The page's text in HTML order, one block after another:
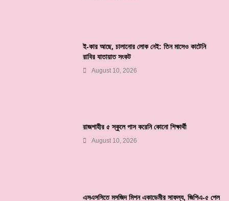
ই-কার আছে, চালানোর লোক নেই: তিন মাসেও কাটেনি
রাবির যাতায়াত সংকট
August 10, 2026
রাজশাহীর ৫ স্কুলে পাস করেনি কোনো শিক্ষার্থী
August 10, 2026
এসএসসিতে মসজিদ মিশন একাডেমীর সাফল্য, জিপিএ-৫ পেল